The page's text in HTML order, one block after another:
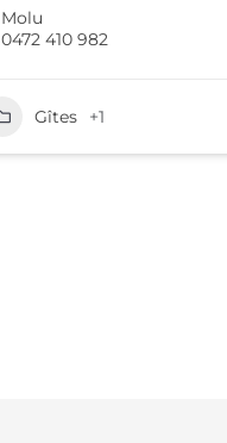
Molu
0472 410 982
Gîtes +1